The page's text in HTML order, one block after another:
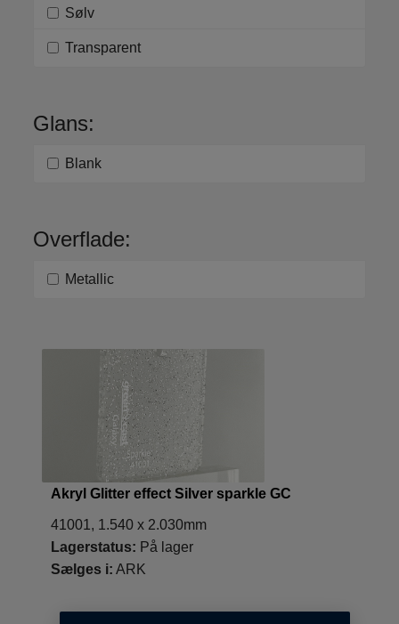
Sølv
Transparent
Glans:
Blank
Overflade:
Metallic
Akryl Glitter effect Silver sparkle GC
41001, 1.540 x 2.030mm
Lagerstatus: På lager
Sælges i: ARK